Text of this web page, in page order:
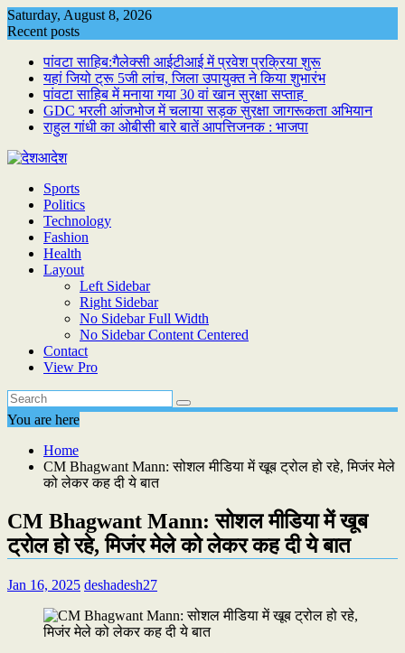
Skip
to
Saturday, August 8, 2026
Recent posts
पांवटा साहिब:गैलेक्सी आईटीआई में प्रवेश प्रक्रिया शुरू
यहां जियो ट्रू 5जी लांच, जिला उपायुक्त ने किया शुभारंभ
पांवटा साहिब में मनाया गया 30 वां खान सुरक्षा सप्ताह
GDC भरली आंजभोज में चलाया सड़क सुरक्षा जागरूकता अभियान
राहुल गांधी का ओबीसी बारे बातें आपत्तिजनक : भाजपा
Sports
Politics
Technology
Fashion
Health
Layout
Left Sidebar
Right Sidebar
No Sidebar Full Width
No Sidebar Content Centered
Contact
View Pro
You are here
Home
CM Bhagwant Mann: सोशल मीडिया में खूब ट्रोल हो रहे, मिजंर मेले
को लेकर कह दी ये बात
CM Bhagwant Mann: सोशल मीडिया में खूब
ट्रोल हो रहे, मिजंर मेले को लेकर कह दी ये बात
Jan 16, 2025 deshadesh27